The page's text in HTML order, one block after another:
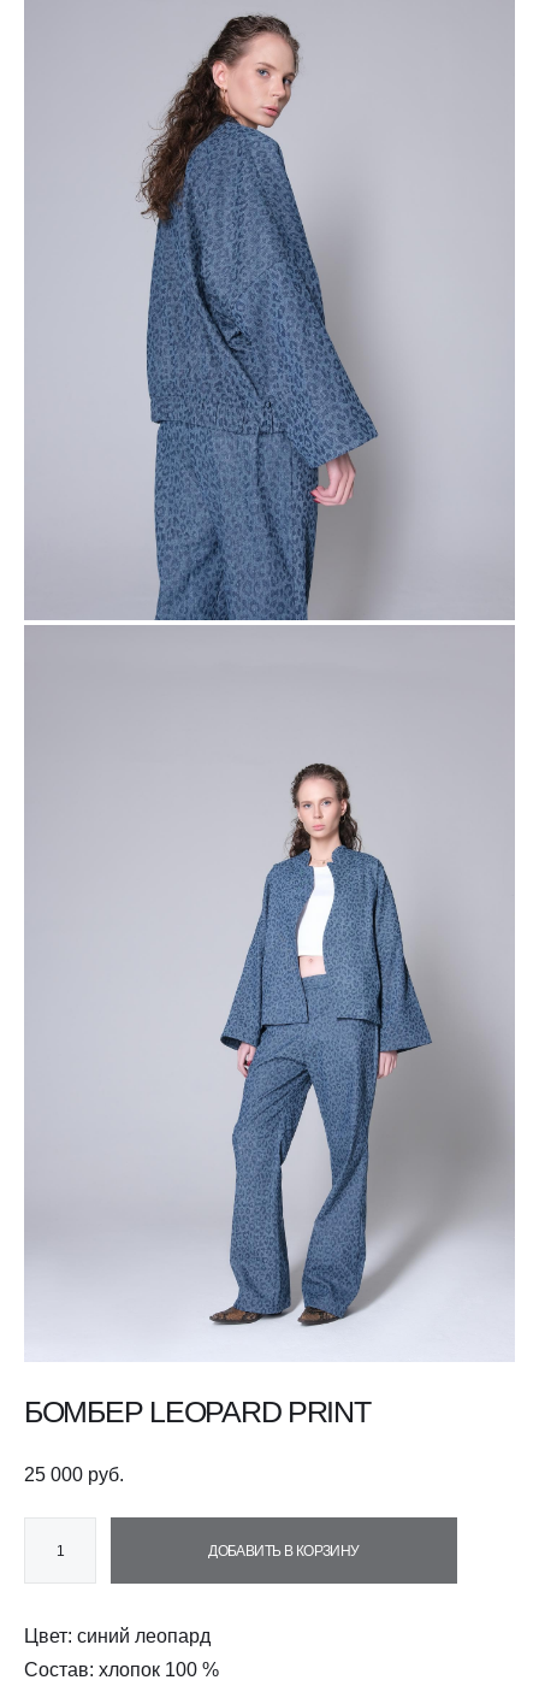
БОМБЕР LEOPARD PRINT
25 000 pуб.
ДОБАВИТЬ В КОРЗИНУ
Цвет: синий леопард
Состав: хлопок 100 %